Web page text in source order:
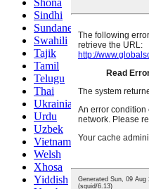
Sindhi
Sundanese
Swahili
Tajik
Tamil
Telugu
Thai
Ukrainian
Urdu
Uzbek
Vietnamese
Welsh
Xhosa
Yiddish